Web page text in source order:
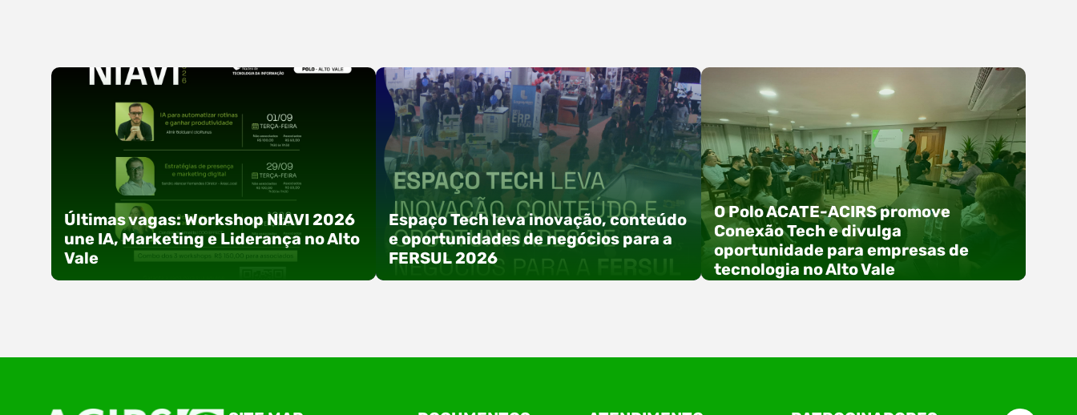
Últimas vagas: Workshop NIAVI 2026
une IA, Marketing e Liderança no Alto
Vale
Espaço Tech leva inovação, conteúdo
e oportunidades de negócios para a
FERSUL 2026
O Polo ACATE-ACIRS promove
Conexão Tech e divulga
oportunidade para empresas de
tecnologia no Alto Vale